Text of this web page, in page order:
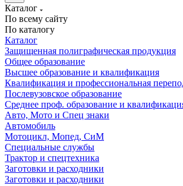
Каталог
По всему сайту
По каталогу
Каталог
Защищенная полиграфическая продукция
Общее образование
Высшее образование и квалификация
Квалификация и профессиональная
Послевузовское образование
Среднее проф. образование и
Авто, Мото и Спец знаки
Автомобиль
Мотоцикл, Мопед, СиМ
Специальные службы
Трактор и спецтехника
Заготовки и расходники
Заготовки и расходники